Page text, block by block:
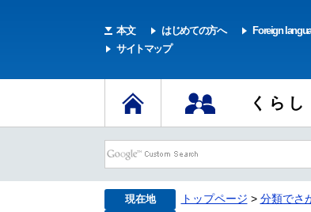
本文 はじめての方へ
Foreign
サイトマップ
くらし
現在地 トップページ > 分類でさ